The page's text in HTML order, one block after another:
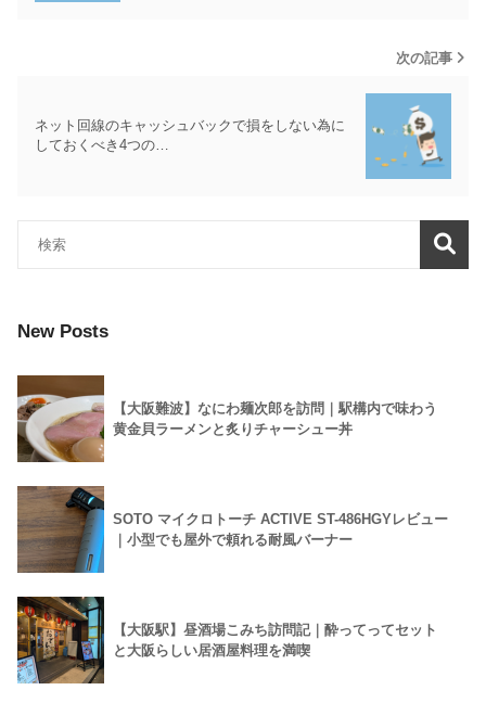
次の記事
ネット回線のキャッシュバックで損をしない為に
しておくべき4つの…
New Posts
【大阪難波】なにわ麺次郎を訪問｜駅構内で味わう
黄金貝ラーメンと炙りチャーシュー丼
SOTO マイクロトーチ ACTIVE ST-486HGYレビュー
｜小型でも屋外で頼れる耐風バーナー
【大阪駅】昼酒場こみち訪問記｜酔ってってセット
と大阪らしい居酒屋料理を満喫